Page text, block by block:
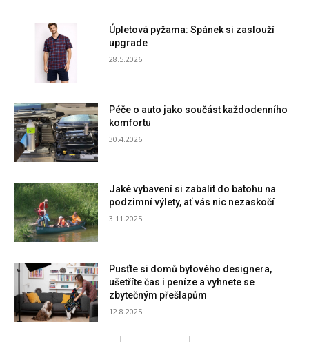
Úpletová pyžama: Spánek si zaslouží
upgrade
28.5.2026
Péče o auto jako součást každodenního
komfortu
30.4.2026
Jaké vybavení si zabalit do batohu na
podzimní výlety, ať vás nic nezaskočí
3.11.2025
Pusťte si domů bytového designera,
ušetříte čas i peníze a vyhnete se
zbytečným přešlapům
12.8.2025